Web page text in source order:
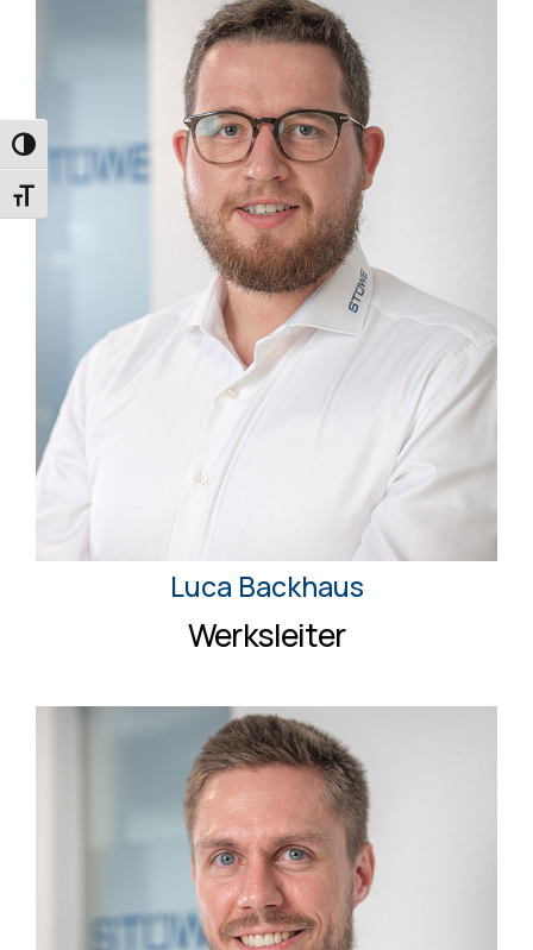
UMSCHALTEN AUF HOHE KONTRASTE
SCHRIFT VERGRÖSSERN
Luca Backhaus
Werksleiter